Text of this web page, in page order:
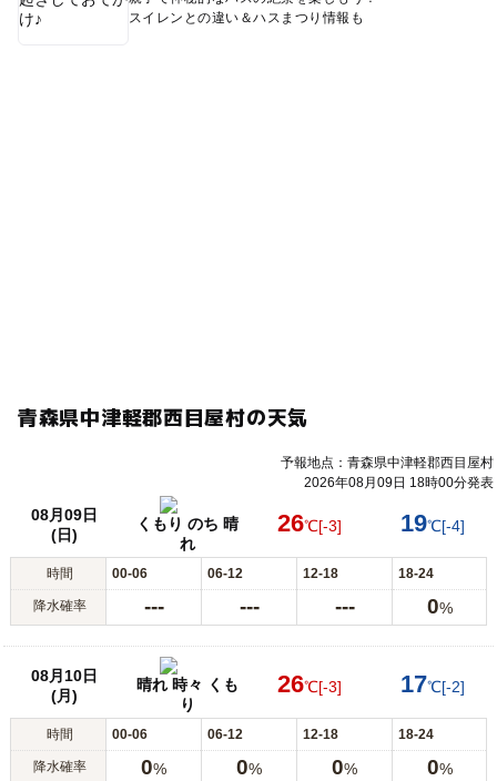
スイレンとの違い＆ハスまつり情報も
青森県中津軽郡西目屋村の天気
予報地点：青森県中津軽郡西目屋村
2026年08月09日 18時00分発表
08月09日
(日)
くもり のち 晴
れ
26℃[-3] 19℃[-4]
時間 00-06 06-12 12-18 18-24
降水確率 --- --- --- 0%
08月10日
(月)
晴れ 時々 くも
り
26℃[-3] 17℃[-2]
時間 00-06 06-12 12-18 18-24
降水確率 0% 0% 0% 0%